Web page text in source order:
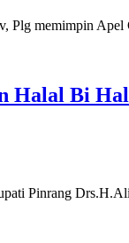
memimpin
Halal Bi
Pinrang